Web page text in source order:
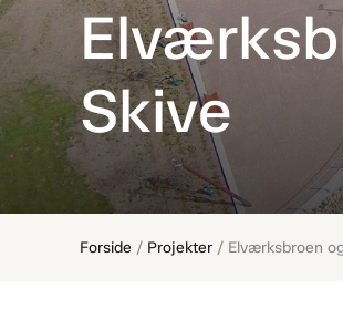
Skive
Forside / Projekter / Elværksbroen